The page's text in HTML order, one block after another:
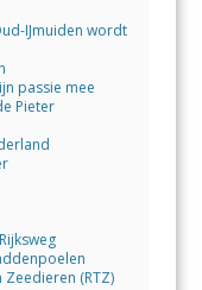
IJmuiden wordt
passie mee
Pieter
(RTZ)